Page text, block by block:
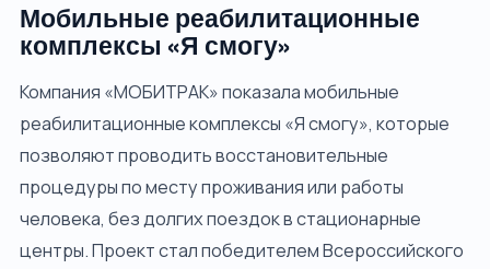
Мобильные реабилитационные
комплексы «Я смогу»
Компания «МОБИТРАК» показала мобильные
реабилитационные комплексы «Я смогу», которые
позволяют проводить восстановительные
процедуры по месту проживания или работы
человека, без долгих поездок в стационарные
центры. Проект стал победителем Всероссийского